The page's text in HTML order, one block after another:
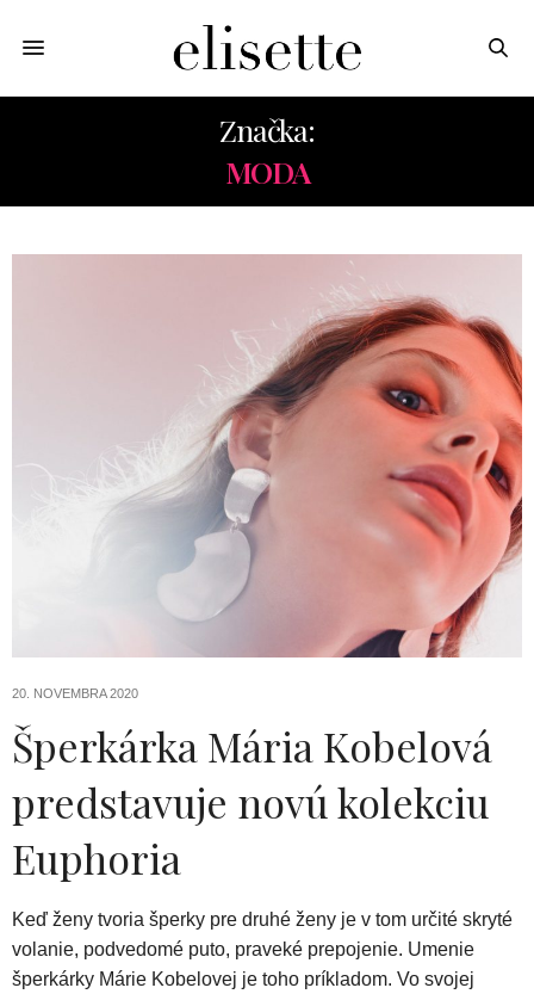
Značka:
MODA
20. NOVEMBRA 2020
Šperkárka Mária Kobelová
predstavuje novú kolekciu
Euphoria
Keď ženy tvoria šperky pre druhé ženy je v tom určité skryté
volanie, podvedomé puto, praveké prepojenie. Umenie
šperkárky Márie Kobelovej je toho príkladom. Vo svojej